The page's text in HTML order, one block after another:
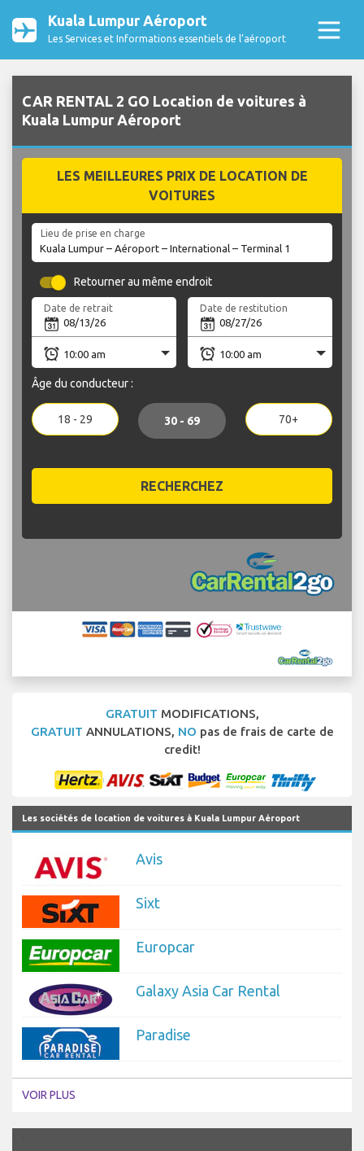
Kuala Lumpur Aéroport
Les Services et Informations essentiels de l’aéroport
CAR RENTAL 2 GO Location de voitures à
Kuala Lumpur Aéroport
LES MEILLEURES PRIX DE LOCATION DE
VOITURES
Lieu de prise en charge
Retourner au même endroit
Date de retrait Date de restitution
Âge du conducteur :
18 - 29 30 - 69 70+
RECHERCHEZ
GRATUIT MODIFICATIONS,
GRATUIT ANNULATIONS, NO pas de frais de carte de
credit!
Les sociétés de location de voitures à Kuala Lumpur Aéroport
Avis
Sixt
Europcar
Galaxy Asia Car Rental
Paradise
VOIR PLUS